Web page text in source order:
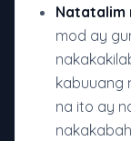
Natatalim
mod ay
kabuuang
na ito ay